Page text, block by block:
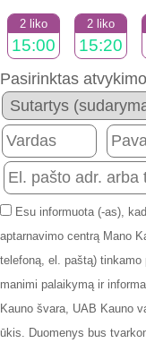
2 liko
15:00
2 liko
15:20
Pasirinktas
Esu informuota (-as),
aptarnavimo centrą Mano
telefoną, el. paštą)
manimi palaikymą ir
Kauno švara, UAB Kauno
ūkis. Duomenys bus